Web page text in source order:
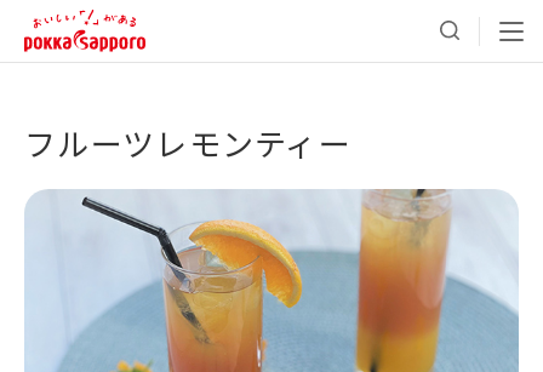
フルーツレモンティー